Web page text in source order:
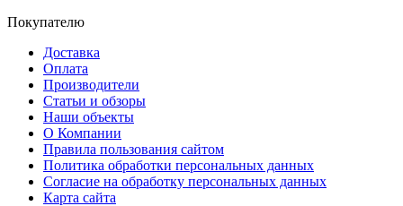
Покупателю
Доставка
Оплата
Производители
Статьи и обзоры
Наши объекты
О Компании
Правила пользования сайтом
Политика обработки персональных данных
Согласие на обработку персональных данных
Карта сайта